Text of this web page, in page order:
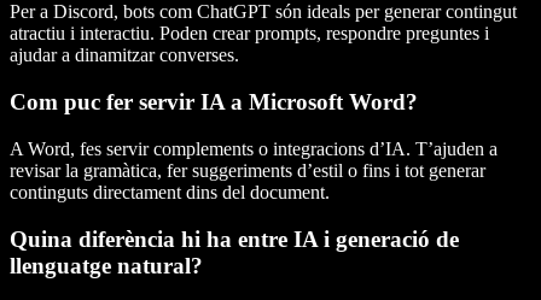
Per a Discord, bots com ChatGPT són ideals per generar contingut
atractiu i interactiu. Poden crear prompts, respondre preguntes i
ajudar a dinamitzar converses.
Com puc fer servir IA a Microsoft Word?
A Word, fes servir complements o integracions d’IA. T’ajuden a
revisar la gramàtica, fer suggeriments d’estil o fins i tot generar
continguts directament dins del document.
Quina diferència hi ha entre IA i generació de
llenguatge natural?